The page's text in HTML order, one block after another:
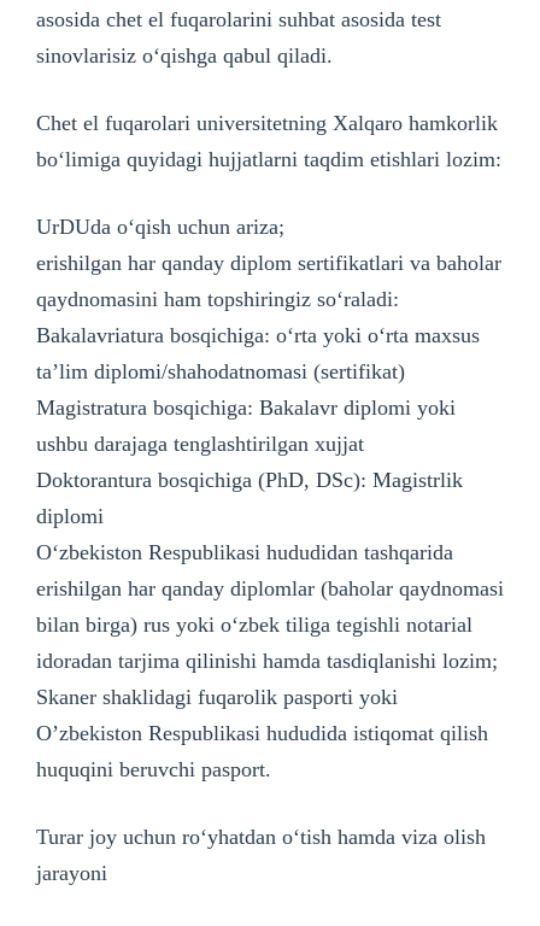
asosida chet el fuqarolarini suhbat asosida test
sinovlarisiz o‘qishga qabul qiladi.
Chet el fuqarolari universitetning Xalqaro hamkorlik
bo‘limiga quyidagi hujjatlarni taqdim etishlari lozim:
UrDUda o‘qish uchun ariza;
erishilgan har qanday diplom sertifikatlari va baholar
qaydnomasini ham topshiringiz so‘raladi:
Bakalavriatura bosqichiga: o‘rta yoki o‘rta maxsus
taʼlim diplomi/shahodatnomasi (sertifikat)
Magistratura bosqichiga: Bakalavr diplomi yoki
ushbu darajaga tenglashtirilgan xujjat
Doktorantura bosqichiga (PhD, DSc): Magistrlik
diplomi
O‘zbekiston Respublikasi hududidan tashqarida
erishilgan har qanday diplomlar (baholar qaydnomasi
bilan birga) rus yoki o‘zbek tiliga tegishli notarial
idoradan tarjima qilinishi hamda tasdiqlanishi lozim;
Skaner shaklidagi fuqarolik pasporti yoki
Oʼzbekiston Respublikasi hududida istiqomat qilish
huquqini beruvchi pasport.
Turar joy uchun ro‘yhatdan o‘tish hamda viza olish
jarayoni